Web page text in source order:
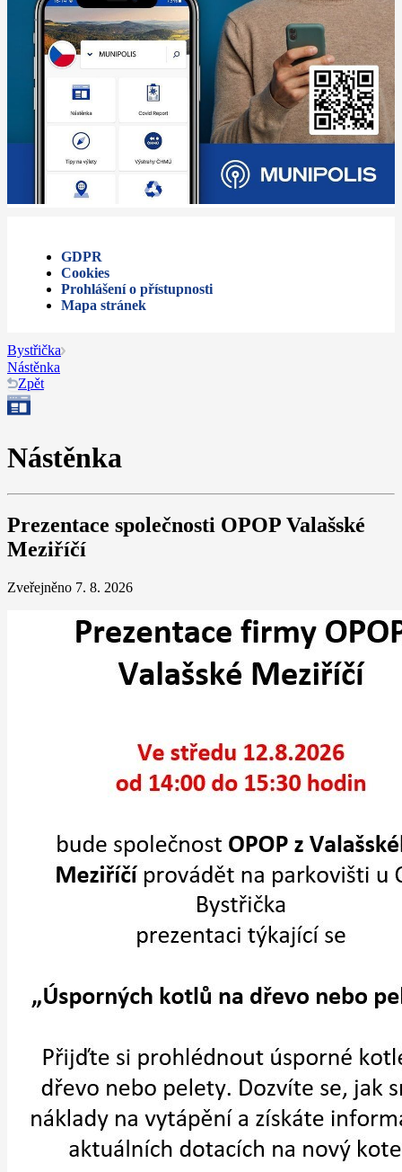
GDPR
Cookies
Prohlášení o přístupnosti
Mapa stránek
Bystřička
Nástěnka
Zpět
Nástěnka
Prezentace společnosti OPOP Valašské
Meziříčí
Zveřejněno 7. 8. 2026